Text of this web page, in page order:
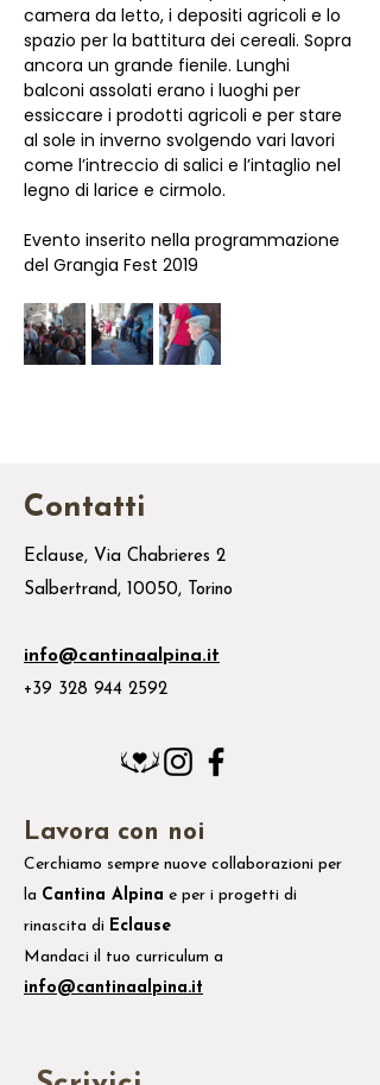
camera da letto, i depositi agricoli e lo
spazio per la battitura dei cereali. Sopra
ancora un grande fienile. Lunghi
balconi assolati erano i luoghi per
essiccare i prodotti agricoli e per stare
al sole in inverno svolgendo vari lavori
come l’intreccio di salici e l’intaglio nel
legno di larice e cirmolo.
Evento inserito nella programmazione
del Grangia Fest 2019
Contatti
Eclause, Via Chabrieres 2
Salbertrand, 10050, Torino
info@cantinaalpina.it
+39 328 944 2592
Lavora con noi
Cerchiamo sempre nuove collaborazioni per
la Cantina Alpina e per i progetti di
rinascita di Eclause
Mandaci il tuo curriculum a
info@cantinaalpina.it